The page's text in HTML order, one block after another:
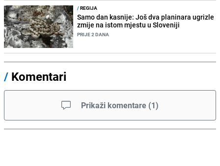
/REGIJA
Samo dan kasnije: Još dva planinara ugrizle
zmije na istom mjestu u Sloveniji
PRIJE 2 DANA
/ Komentari
Prikaži komentare (1)